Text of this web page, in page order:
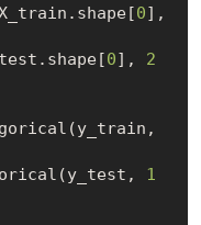
0],
0], 2
1